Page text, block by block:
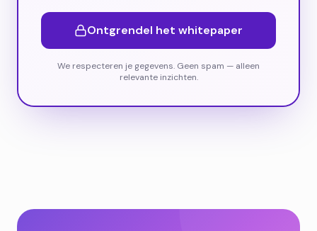
Ontgrendel het whitepaper
We respecteren je gegevens. Geen spam — alleen
relevante inzichten.